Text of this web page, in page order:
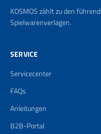
KOSMOS zählt zu den
Spielwarenverlagen.
SERVICE
Servicecenter
FAQs
Anleitungen
B2B-Portal